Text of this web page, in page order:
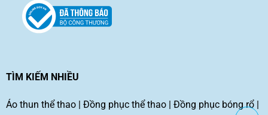
TÌM KIẾM NHIỀU
Áo thun thể thao| Đồng phục thể thao| Đồng phục bóng rổ|